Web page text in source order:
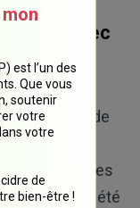
corps avec
appelé «
réduction de
des
des thérapies
pas encore été
est l’un des
Que vous
soutenir
votre
votre
de
bien-être !